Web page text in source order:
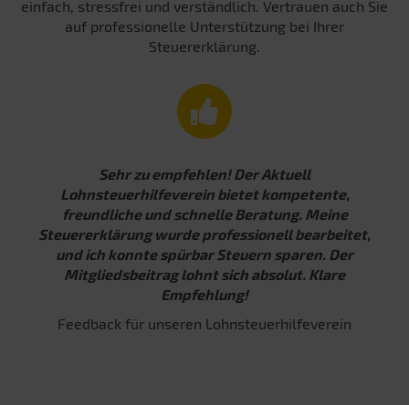
einfach, stressfrei und verständlich. Vertrauen auch Sie
auf professionelle Unterstützung bei Ihrer
Steuererklärung.
Sehr zu empfehlen! Der Aktuell
Lohnsteuerhilfeverein bietet kompetente,
freundliche und schnelle Beratung. Meine
Steuererklärung wurde professionell bearbeitet,
und ich konnte spürbar Steuern sparen. Der
Mitgliedsbeitrag lohnt sich absolut. Klare
Empfehlung!
Feedback für unseren Lohnsteuerhilfeverein